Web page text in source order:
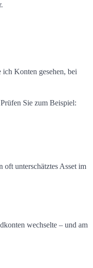
Konten gesehen, bei
Sie zum Beispiel:
unterschätztes Asset im
wechselte – und am